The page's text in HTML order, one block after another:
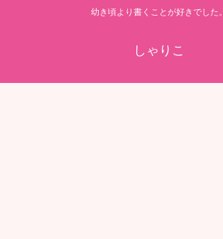
幼き頃より書くことが好きでした。
しゃりこ